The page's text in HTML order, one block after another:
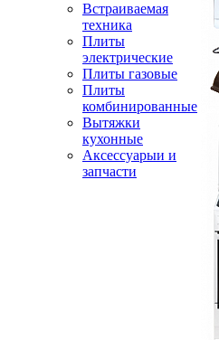
Встраиваемая
техника
Плиты
электрические
Плиты газовые
Плиты
комбинированные
Вытяжки
кухонные
Аксессуарыи и
запчасти